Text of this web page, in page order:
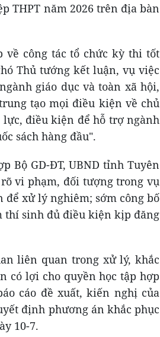
THPT năm 2026 trên địa bàn
về công tác tổ chức kỳ thi tốt
Thủ tướng kết luận, vụ việc
giáo dục và toàn xã hội,
tạo mọi điều kiện về chủ
điều kiện để hỗ trợ ngành
sách hàng đầu".
Bộ GD-ĐT, UBND tỉnh Tuyên
vi phạm, đối tượng trong vụ
xử lý nghiêm; sớm công bố
thí sinh đủ điều kiện kịp đăng
liên quan trong xử lý, khắc
có lợi cho quyền học tập hợp
cáo đề xuất, kiến nghị của
định phương án khắc phục
10-7.